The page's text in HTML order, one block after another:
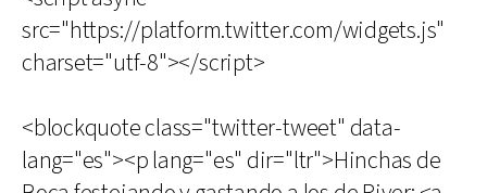
src="https://platform.twitter.com/widgets.js"
charset="utf-8"></script>
<blockquote class="twitter-tweet" data-
lang="es"><p lang="es" dir="ltr">Hinchas de